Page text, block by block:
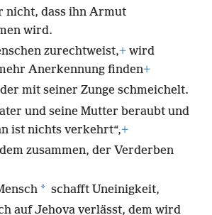
nicht, dass ihn Armut
wird.
zurechtweist,+ wird
Anerkennung finden+
mit seiner Zunge schmeichelt.
und seine Mutter beraubt und
ist nichts verkehrt“,+
zusammen, der Verderben
* schafft Uneinigkeit,
auf Jehova verlässt, dem wird